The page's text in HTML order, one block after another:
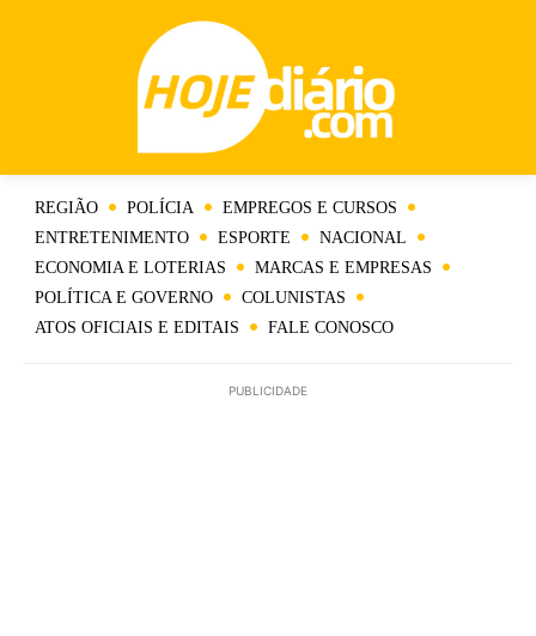
REGIÃO POLÍCIA
EMPREGOS E CURSOS
ENTRETENIMENTO
ESPORTE
NACIONAL
ECONOMIA E LOTERIAS
MARCAS E EMPRESAS
POLÍTICA E GOVERNO
COLUNISTAS
ATOS OFICIAIS E EDITAIS
FALE CONOSCO
PUBLICIDADE